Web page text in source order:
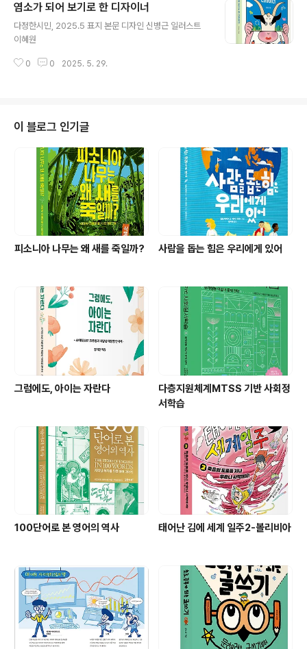
염소가 되어 보기로 한 디자이너
다정한시민, 2025.5 표지 본문 디자인 신병근 일러스트
이혜원
0 0 2025. 5. 29.
이 블로그 인기글
피소니아 나무는 왜 새를 죽일까? 사람을 돕는 힘은 우리에게 있어
그럼에도, 아이는 자란다
다층지원체계MTSS 기반 사회정
서학습
100단어로 본 영어의 역사 태어난 김에 세계 일주2-볼리비아